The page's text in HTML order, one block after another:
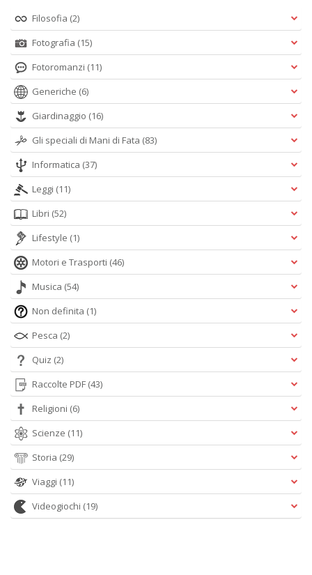
Filosofia (2)
Fotografia (15)
Fotoromanzi (11)
Generiche (6)
Giardinaggio (16)
Gli speciali di Mani di Fata (83)
Informatica (37)
Leggi (11)
Libri (52)
Lifestyle (1)
Motori e Trasporti (46)
Musica (54)
Non definita (1)
Pesca (2)
Quiz (2)
Raccolte PDF (43)
Religioni (6)
Scienze (11)
Storia (29)
Viaggi (11)
Videogiochi (19)